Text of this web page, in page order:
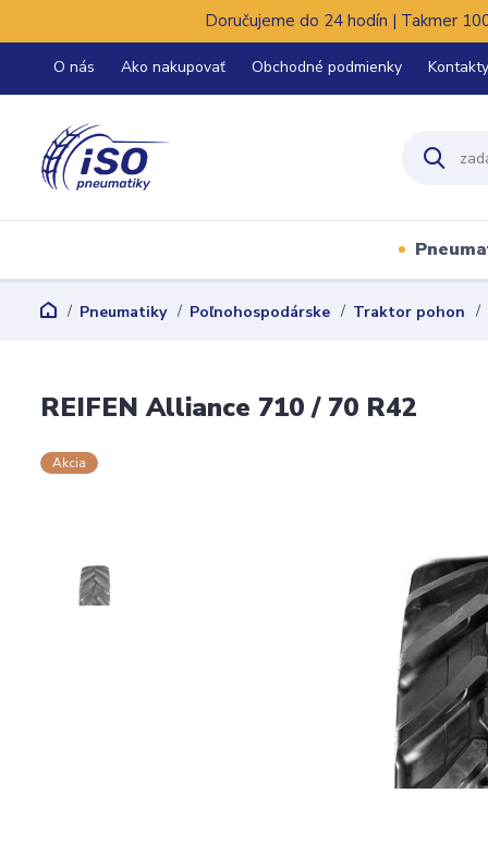
Doručujeme do 24 hodín | Takmer
O nás Ako nakupovať Obchodné podmienky Kontakty
Pneumatiky Poľnohospodárske Traktor pohon
REIFEN Alliance 710 / 70 R42
Akcia